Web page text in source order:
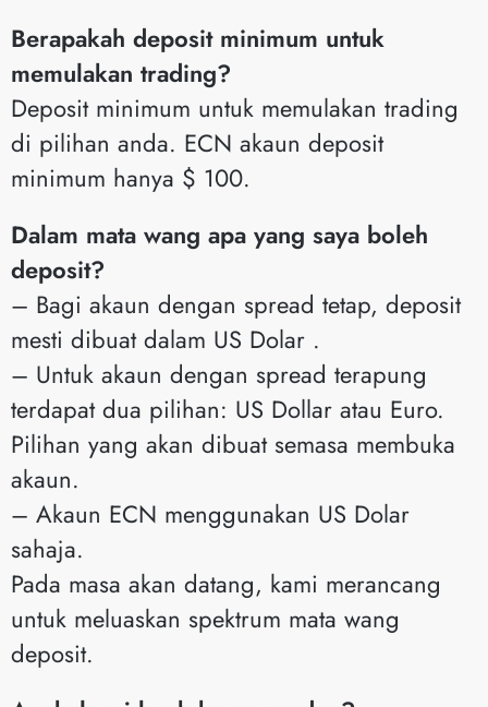
Berapakah deposit minimum untuk
memulakan trading?
Deposit minimum untuk memulakan trading
di pilihan anda. ECN akaun deposit
minimum hanya $ 100.
Dalam mata wang apa yang saya boleh
deposit?
– Bagi akaun dengan spread tetap, deposit
mesti dibuat dalam US Dolar .
– Untuk akaun dengan spread terapung
terdapat dua pilihan: US Dollar atau Euro.
Pilihan yang akan dibuat semasa membuka
akaun.
– Akaun ECN menggunakan US Dolar
sahaja.
Pada masa akan datang, kami merancang
untuk meluaskan spektrum mata wang
deposit.